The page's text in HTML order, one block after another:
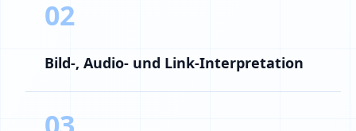
02
Bild-, Audio- und Link-Interpretation